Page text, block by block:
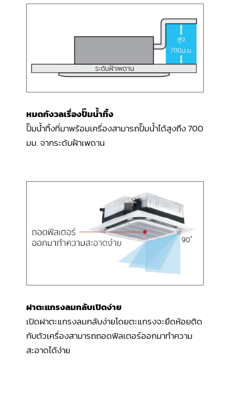
หมดกังวลเรื่องปั๊มน้ำทิ้ง
ปั๊มน้ำทิ้งที่มาพร้อมเครื่องสามารถปั๊มน้ำได้สูงถึง 700
มม. จากระดับฝ้าเพดาน
ฝาตะแกรงลมกลับเปิดง่าย
เปิดฝาตะแกรงลมกลับง่ายโดยตะแกรงจะยึดห้อยติด
กับตัวเครื่องสามารถถอดฟิลเตอร์ออกมาทำความ
สะอาดได้ง่าย